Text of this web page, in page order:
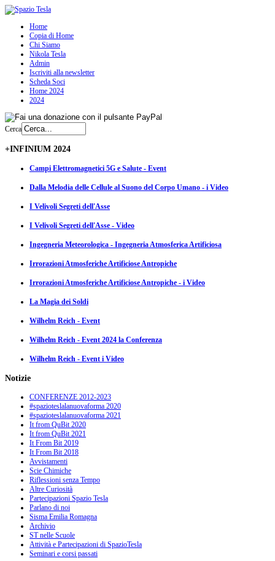
Home
Copia di Home
Chi Siamo
Nikola Tesla
Admin
Iscriviti alla newsletter
Scheda Soci
Home 2024
2024
Cerca
+INFINIUM 2024
Campi Elettromagnetici 5G e Salute - Event
Dalla Melodia delle Cellule al Suono del Corpo Umano - i Video
I Velivoli Segreti dell'Asse
I Velivoli Segreti dell'Asse - Video
Ingegneria Meteorologica - Ingegneria Atmosferica Artificiosa
Irrorazioni Atmosferiche Artificiose Antropiche
Irrorazioni Atmosferiche Artificiose Antropiche - i Video
La Magia dei Soldi
Wilhelm Reich - Event
Wilhelm Reich - Event 2024 la Conferenza
Wilhelm Reich - Event i Video
Notizie
CONFERENZE 2012-2023
#spazioteslalanuovaforma 2020
#spazioteslalanuovaforma 2021
It from QuBit 2020
It from QuBit 2021
It From Bit 2019
It From Bit 2018
Avvistamenti
Scie Chimiche
Riflessioni senza Tempo
Altre Curiosità
Partecipazioni Spazio Tesla
Parlano di noi
Sisma Emilia Romagna
Archivio
ST nelle Scuole
Attività e Partecipazioni di SpazioTesla
Seminari e corsi passati